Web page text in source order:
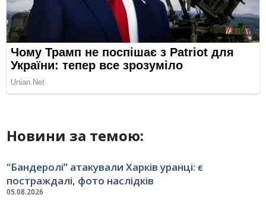
Новини за темою:
05.08.2026
“Бандеролі” атакували Харків уранці: є
постраждалі, фото наслідків